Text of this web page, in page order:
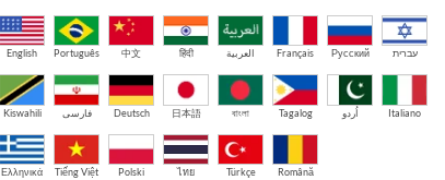
English Português 中文 हिंदी العربية Français Русский עברית
Kiswahili فارسی Deutsch 日本語 বাংলা Tagalog اُردو Italiano
Ελληνικά Tiếng Việt Polski ไทย Türkçe Română